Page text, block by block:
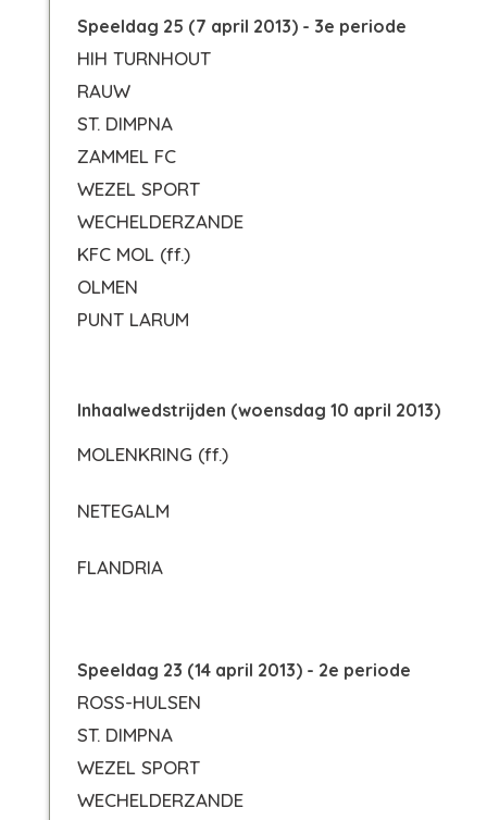
Speeldag 25 (7 april 2013) - 3e periode
HIH TURNHOUT
RAUW
ST. DIMPNA
ZAMMEL FC
WEZEL SPORT
WECHELDERZANDE
KFC MOL (ff.)
OLMEN
PUNT LARUM
Inhaalwedstrijden (woensdag 10 april 2013)
MOLENKRING (ff.)
NETEGALM
FLANDRIA
Speeldag 23 (14 april 2013) - 2e periode
ROSS-HULSEN
ST. DIMPNA
WEZEL SPORT
WECHELDERZANDE